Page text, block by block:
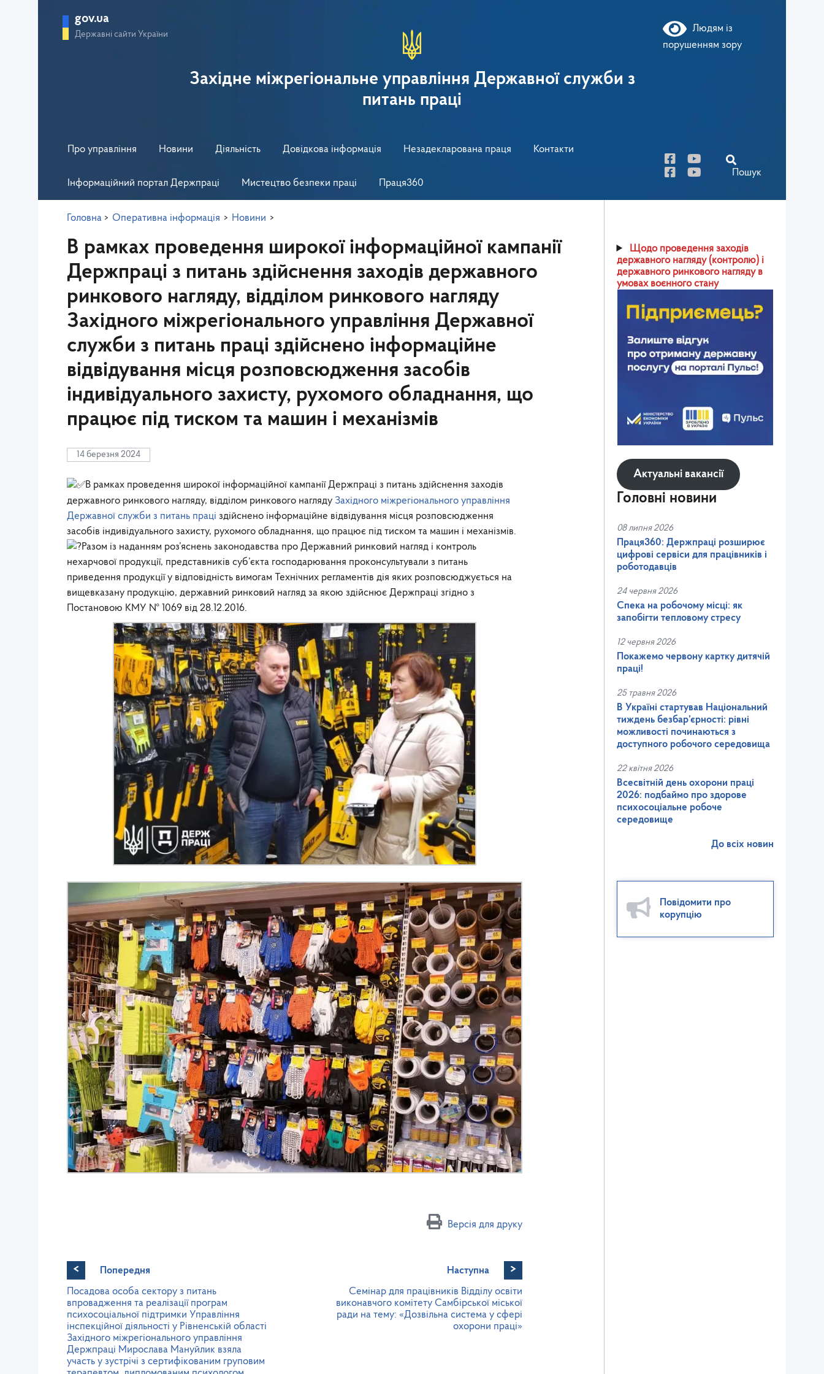
gov.ua
Державні сайти України
Людям із
порушенням зору
Західне міжрегіональне управління Державної служби з
питань праці
Про управління Новини Діяльність Довідкова інформація Незадекларована праця Контакти
Інформаційний портал Держпраці Мистецтво безпеки праці Праця360
Пошук
Головна > Оперативна інформація > Новини >
В рамках проведення широкої інформаційної кампанії
Держпраці з питань здійснення заходів державного
ринкового нагляду, відділом ринкового нагляду
Західного міжрегіонального управління Державної
служби з питань праці здійснено інформаційне
відвідування місця розповсюдження засобів
індивідуального захисту, рухомого обладнання, що
працює під тиском та машин і механізмів
14 березня 2024
В рамках проведення широкої інформаційної кампанії Держпраці з питань здійснення заходів
державного ринкового нагляду, відділом ринкового нагляду Західного міжрегіонального управління
Державної служби з питань праці здійснено інформаційне відвідування місця розповсюдження
засобів індивідуального захисту, рухомого обладнання, що працює під тиском та машин і механізмів.
Разом із наданням роз’яснень законодавства про Державний ринковий нагляд і контроль
нехарчової продукції, представників суб’єкта господарювання проконсультували з питань
приведення продукції у відповідність вимогам Технічних регламентів дія яких розповсюджується на
вищевказану продукцію, державний ринковий нагляд за якою здійснює Держпраці згідно з
Постановою КМУ № 1069 від 28.12.2016.
Версія для друку
<
Попередня
Посадова особа сектору з питань
впровадження та реалізації програм
психосоціальної підтримки Управління
інспекційної діяльності у Рівненській області
Західного міжрегіонального управління
Держпраці Мирослава Мануйлик взяла
участь у зустрічі з сертифікованим груповим
Наступна >
Семінар для працівників Відділу освіти
виконавчого комітету Самбірської міської
ради на тему: «Дозвільна система у сфері
охорони праці»
Щодо проведення заходів
державного нагляду (контролю) і
державного ринкового нагляду в
умовах воєнного стану
Актуальні вакансії
Головні новини
08 липня 2026
Праця360: Держпраці розширює
цифрові сервіси для працівників і
роботодавців
24 червня 2026
Спека на робочому місці: як
запобігти тепловому стресу
12 червня 2026
Покажемо червону картку дитячій
праці!
25 травня 2026
В Україні стартував Національний
тиждень безбар’єрності: рівні
можливості починаються з
доступного робочого середовища
22 квітня 2026
Всесвітній день охорони праці
2026: подбаймо про здорове
психосоціальне робоче
середовище
До всіх новин
Повідомити про
корупцію